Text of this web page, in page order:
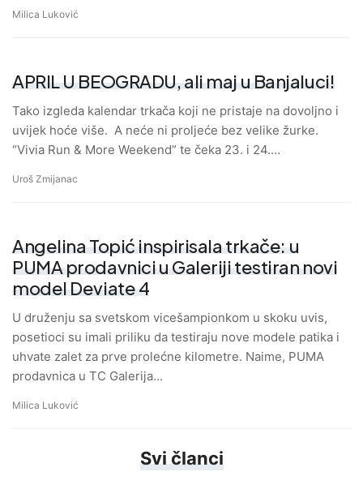
Milica Luković
APRIL U BEOGRADU, ali maj u Banjaluci!
Tako izgleda kalendar trkača koji ne pristaje na dovoljno i
uvijek hoće više. A neće ni proljeće bez velike žurke.
“Vivia Run & More Weekend” te čeka 23. i 24.…
Uroš Zmijanac
Angelina Topić inspirisala trkače: u
PUMA prodavnici u Galeriji testiran novi
model Deviate 4
U druženju sa svetskom vicešampionkom u skoku uvis,
posetioci su imali priliku da testiraju nove modele patika i
uhvate zalet za prve prolećne kilometre. Naime, PUMA
prodavnica u TC Galerija…
Milica Luković
Svi članci